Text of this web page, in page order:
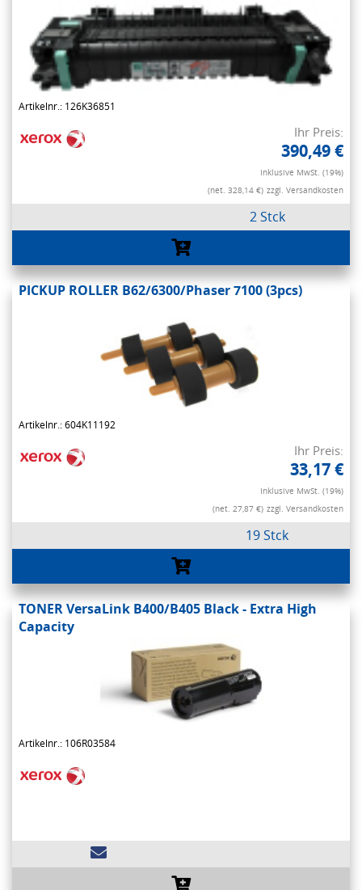
Artikelnr.: 126K36851
Ihr Preis:
390,49 €
Inklusive MwSt. (19%)
(net. 328,14 €) zzgl. Versandkosten
2 Stck
PICKUP ROLLER B62/6300/Phaser 7100 (3pcs)
Artikelnr.: 604K11192
Ihr Preis:
33,17 €
Inklusive MwSt. (19%)
(net. 27,87 €) zzgl. Versandkosten
19 Stck
TONER VersaLink B400/B405 Black - Extra High
Capacity
Artikelnr.: 106R03584